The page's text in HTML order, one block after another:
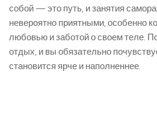
собой — это путь, и занятия
невероятно приятными, особенно
любовью и заботой о своем теле.
отдых, и вы обязательно
становится ярче и наполненнее.